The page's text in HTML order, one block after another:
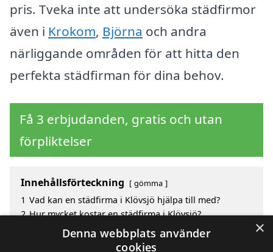
pris. Tveka inte att undersöka städfirmor
även i Krokom, Björna och andra
närliggande områden för att hitta den
perfekta städfirman för dina behov.
Få 3 erbjudanden, gratis och utan
förpliktelser
Innehållsförteckning gömma
1 Vad kan en städfirma i Klövsjö hjälpa till med?
2 Hur mycket kostar en städfirma i Klövsjö?
Fördelar med att välja städfirma i Klövsjö
Sök efter en skicklig städfirma i de omgivande
×
Denna webbplats använder
cookies